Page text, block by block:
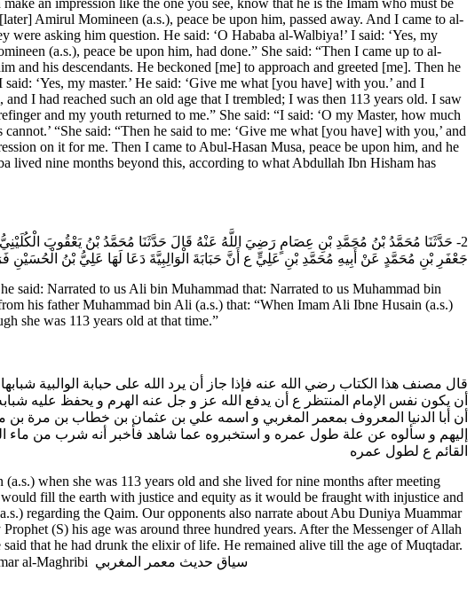
Amirul Momineen (a.s.), peace be upon him, passed away. And I came to al-
asking him question. He said: ‘O Hababa al-Walbiya!’ I said: ‘Yes, my
(a.s.), peace be upon him, had done.” She said: “Then I came up to al-
and his descendants. He beckoned [me] to approach and greeted [me]. Then he
‘Yes, my master.’ He said: ‘Give me what [you have] with you.’ and I
I had reached such an old age that I trembled; I was then 113 years old. I saw
and my youth returned to me.” She said: “I said: ‘O my Master, how much
“She said: “Then he said to me: ‘Give me what [you have] with you,’ and
on it for me. Then I came to Abul-Hasan Musa, peace be upon him, and he
lived nine months beyond this, according to what Abdullah Ibn Hisham has
2- حَدَّثَنَا مُحَمَّدُ بْنُ مُحَمَّدِ بْنِ عِصَامٍ رَضِيَ اللَّهُ عَنْهُ قَالَ حَدَّثَنَا مُحَمَّدُ بْنُ يَعْقُوبَ
جَعْفَرِ بْنِ مُحَمَّدٍ عَنْ أَبِيهِ مُحَمَّدِ بْنِ عَلِيٍّ ع‌ أَنَّ حَبَابَةَ الْوَالِبِيَّةَ دَعَا لَهَا عَلِيُّ بْنُ الْحُسَيْنِ
said: Narrated to us Ali bin Muhammad that: Narrated to us Muhammad bin
his father Muhammad bin Ali (a.s.) that: “When Imam Ali Ibne Husain (a.s.)
she was 113 years old at that time.”
قال مصنف هذا الكتاب رضي الله عنه فإذا جاز أن يرد الله على حبابة الوالبية
أن يكون نفس الإمام المنتظر ع أن يدفع الله عز و جل عنه الهرم و يحفظ عليه
أن أبا الدنيا المعروف بمعمر المغربي و اسمه علي بن عثمان‌ بن خطاب بن مرة
إليهم و سألوه عن علة طول عمره و استخبروه عما شاهد فأخبر أنه شرب من ماء
القائم ع لطول عمره‌
when she was 113 years old and she lived for nine months after meeting
fill the earth with justice and equity as it would be fraught with injustice and
regarding the Qaim. Our opponents also narrate about Abu Duniya Muammar
(S) his age was around three hundred years. After the Messenger of Allah
that he had drunk the elixir of life. He remained alive till the age of Muqtadar.
Our opponents do not even accept his death. Then why do they deny the long lifespan of the Qaim? [chapter=Report of Muammar al-Maghribi سياق حديث معمر المغربي